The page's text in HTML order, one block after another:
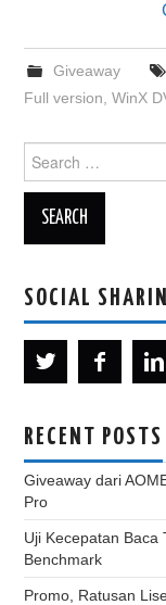
Giveaway
Full version ,WinX
for:
SOCIAL
RECENT POSTS
Giveaway dari
Pro
Uji Kecepatan Baca
Benchmark
Promo, Ratusan